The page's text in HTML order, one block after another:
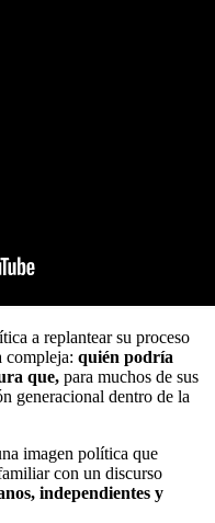
a replantear su proceso
compleja: quién podría
que, para muchos de sus
generacional dentro de la
imagen política que
con un discurso
independientes y